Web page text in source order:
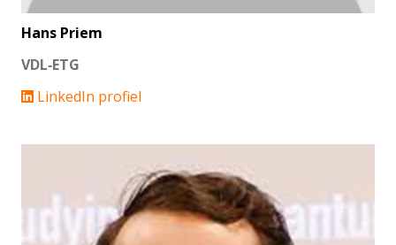
Hans Priem
VDL‐ETG
LinkedIn profiel